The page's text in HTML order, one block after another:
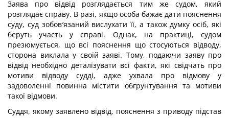
Заява про відвід розглядається тим же судом, який
розглядає справу. В разі, якщо особа бажає дати пояснення
суду, суд зобов′язаний вислухати її, а також думку осіб, які
беруть участь у справі. Однак, на практиці, судом
презюмується, що всі пояснення що стосуються відводу,
сторона виклала у своїй заяві. Тому, подаючи заяву про
відвід необхідно деталізувати всі факти, які свідчать про
мотиви відводу судді, адже ухвала про відмову у
задоволенні повинна містити обгрунтування та мотиви
такої відмови.
Суддя, якому заявлено відвід, пояснення з приводу підстав